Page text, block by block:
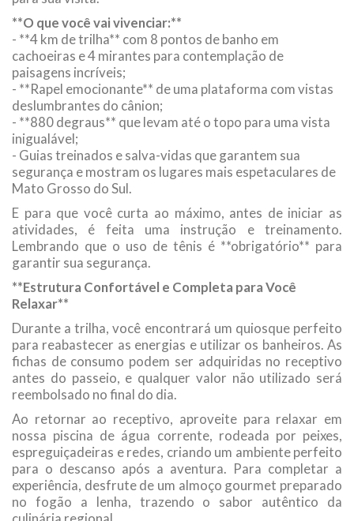
**O que você vai vivenciar:**
- **4 km de trilha** com 8 pontos de banho em
cachoeiras e 4 mirantes para contemplação de
paisagens incríveis;
- **Rapel emocionante** de uma plataforma com vistas
deslumbrantes do cânion;
- **880 degraus** que levam até o topo para uma vista
inigualável;
- Guias treinados e salva-vidas que garantem sua
segurança e mostram os lugares mais espetaculares de
Mato Grosso do Sul.
E para que você curta ao máximo, antes de iniciar as
atividades, é feita uma instrução e treinamento.
Lembrando que o uso de tênis é **obrigatório** para
garantir sua segurança.
**Estrutura Confortável e Completa para Você
Relaxar**
Durante a trilha, você encontrará um quiosque perfeito
para reabastecer as energias e utilizar os banheiros. As
fichas de consumo podem ser adquiridas no receptivo
antes do passeio, e qualquer valor não utilizado será
reembolsado no final do dia.
Ao retornar ao receptivo, aproveite para relaxar em
nossa piscina de água corrente, rodeada por peixes,
espreguiçadeiras e redes, criando um ambiente perfeito
para o descanso após a aventura. Para completar a
experiência, desfrute de um almoço gourmet preparado
no fogão a lenha, trazendo o sabor autêntico da